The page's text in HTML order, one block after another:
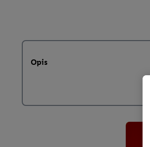
Opis